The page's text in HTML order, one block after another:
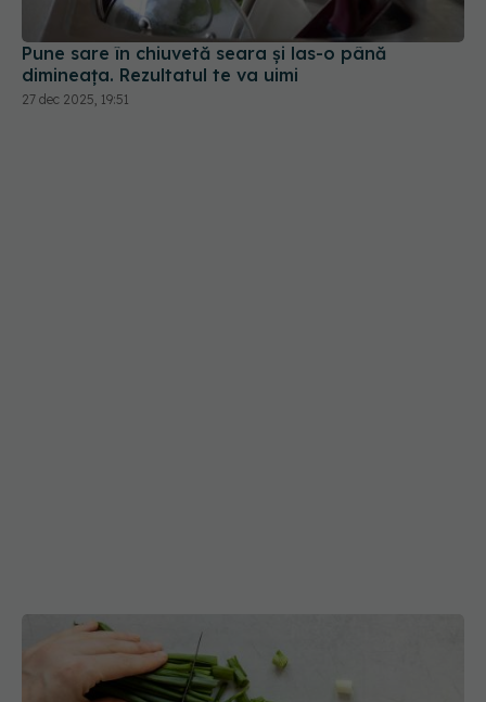
Pune sare în chiuvetă seara și las-o până
dimineața. Rezultatul te va uimi
27 dec 2025, 19:51